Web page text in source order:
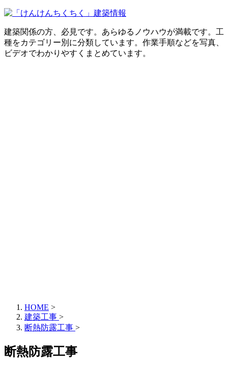
建築関係の方、必見です。あらゆるノウハウが満載です。工
種をカテゴリー別に分類しています。作業手順などを写真、
ビデオでわかりやすくまとめています。
HOME >
建築工事 >
断熱防露工事 >
断熱防露工事